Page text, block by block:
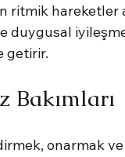
ritmik
duygusal
getirir.
Bakımları
onarmak